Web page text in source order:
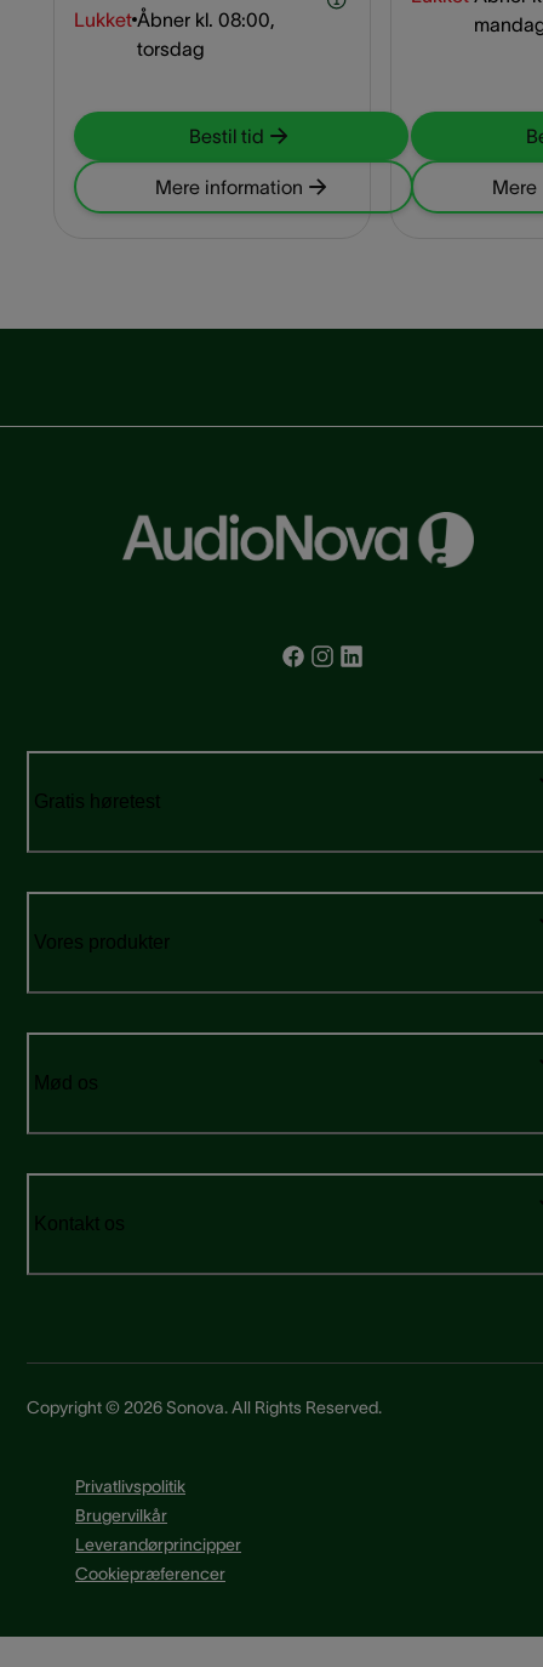
Lukket Åbner kl. 08:00,
torsdag
Bestil tid
Mere information Mere
Gratis høretest
Vores produkter
Mød os
Kontakt os
Copyright © 2026 Sonova. All Rights Reserved.
Privatlivspolitik
Brugervilkår
Leverandørprincipper
Cookiepræferencer